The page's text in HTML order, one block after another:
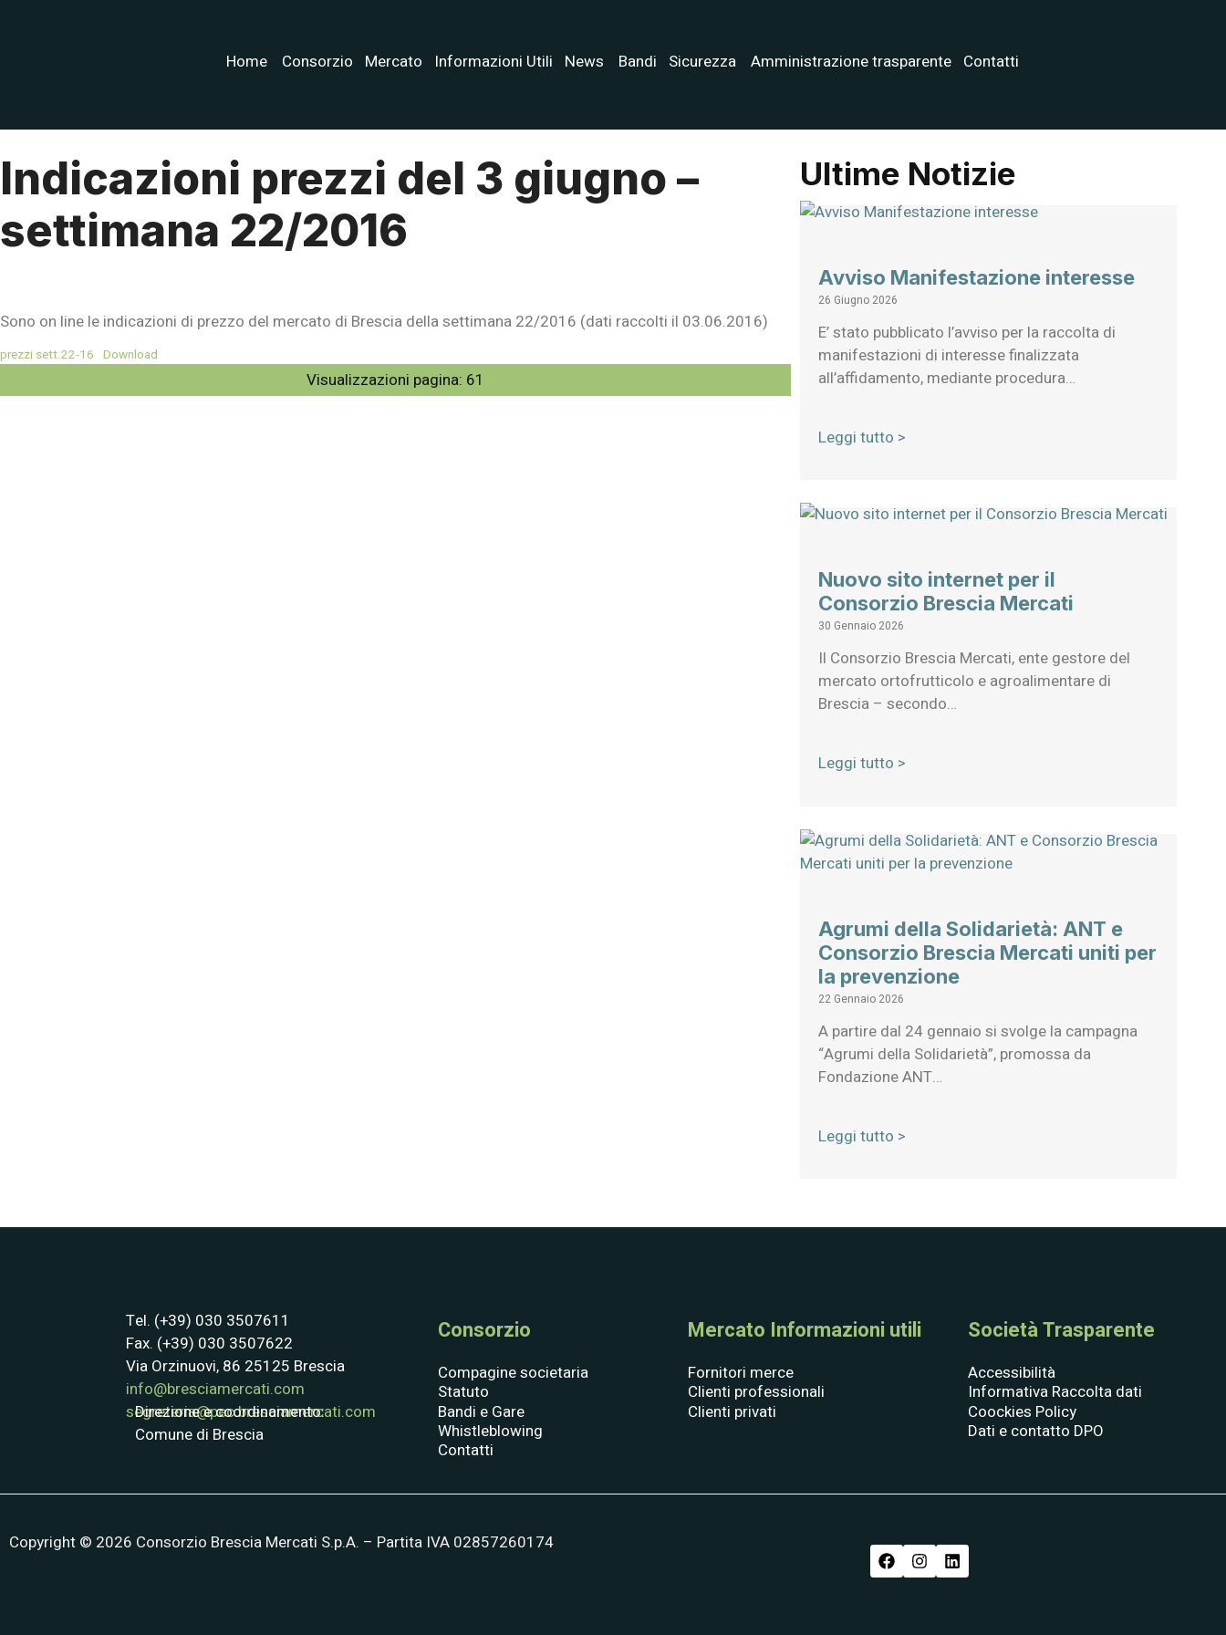
Home Consorzio Mercato Informazioni Utili News Bandi Sicurezza Amministrazione trasparente Contatti
Indicazioni prezzi del 3 giugno –
settimana 22/2016
Sono on line le indicazioni di prezzo del mercato di Brescia della settimana 22/2016 (dati raccolti il 03.06.2016)
prezzi sett.22-16 Download
Visualizzazioni pagina: 61
Ultime Notizie
Avviso Manifestazione interesse
26 Giugno 2026
E’ stato pubblicato l’avviso per la raccolta di
manifestazioni di interesse finalizzata
all’affidamento, mediante procedura…
Leggi tutto >
Nuovo sito internet per il
Consorzio Brescia Mercati
30 Gennaio 2026
Il Consorzio Brescia Mercati, ente gestore del
mercato ortofrutticolo e agroalimentare di
Brescia – secondo…
Leggi tutto >
Agrumi della Solidarietà: ANT e
Consorzio Brescia Mercati uniti per
la prevenzione
22 Gennaio 2026
A partire dal 24 gennaio si svolge la campagna
“Agrumi della Solidarietà”, promossa da
Fondazione ANT…
Leggi tutto >
Tel. (+39) 030 3507611
Fax. (+39) 030 3507622
Via Orzinuovi, 86 25125 Brescia
info@bresciamercati.com
segreteria@pec.bresciamercati.com
Direzione e coordinamento:
Comune di Brescia
Consorzio
Compagine societaria
Statuto
Bandi e Gare
Whistle­blowing
Contatti
Mercato Informazioni utili
Fornitori merce
Clienti professionali
Clienti privati
Società Trasparente
Accessibilità
Informativa Raccolta dati
Coockies Policy
Dati e contatto DPO
Copyright © 2026 Consorzio Brescia Mercati S.p.A. – Partita IVA 02857260174